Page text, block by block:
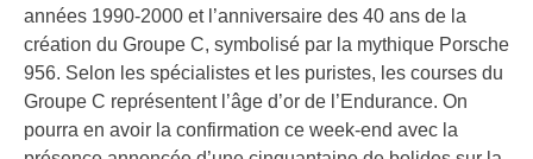
années 1990-2000 et l’anniversaire des 40 ans de la
création du Groupe C, symbolisé par la mythique Porsche
956. Selon les spécialistes et les puristes, les courses du
Groupe C représentent l’âge d’or de l’Endurance. On
pourra en avoir la confirmation ce week-end avec la